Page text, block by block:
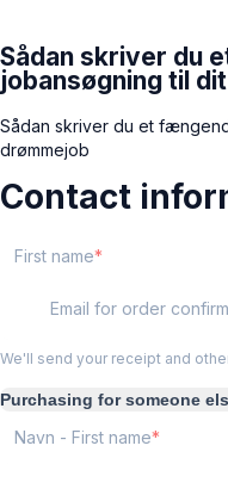
Sådan skriver du
jobansøgning til
Sådan skriver du et
drømmejob
Contact
First name
Email for order
We'll send your receipt and
Purchasing for someone
Navn - First name